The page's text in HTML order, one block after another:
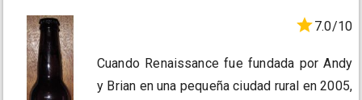
7.0/10
Cuando Renaissance fue fundada por Andy
y Brian en una pequeña ciudad rural en 2005,